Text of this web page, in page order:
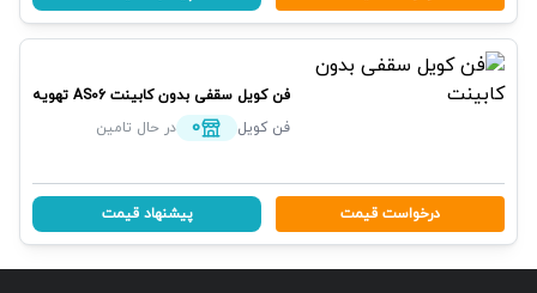
فن کویل سقفی بدون کابینت AS06 تهویه
فن کویل
0 در حال تامین
درخواست قیمت پیشنهاد قیمت